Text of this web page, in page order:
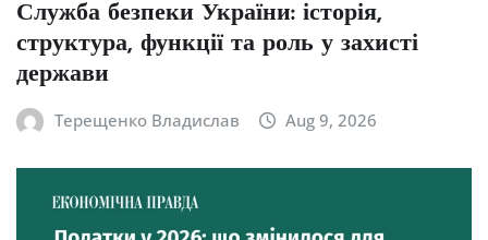
Служба безпеки України: історія,
структура, функції та роль у захисті
держави
Терещенко Владислав Aug 9, 2026